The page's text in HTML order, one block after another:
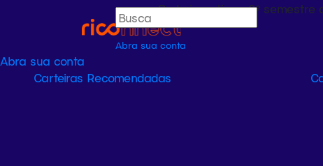
Onde investir no 2º
Abra sua conta
Abra sua conta
Carteiras Recomendadas